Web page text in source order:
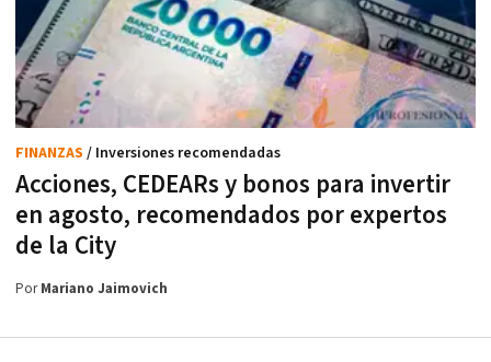
Acciones, CEDEARs y bonos para invertir
en agosto, recomendados por expertos
de la City
FINANZAS / Inversiones recomendadas
PorMariano Jaimovich